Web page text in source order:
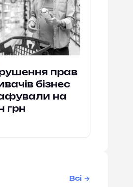
прав
бізнес
на
грн
Всі